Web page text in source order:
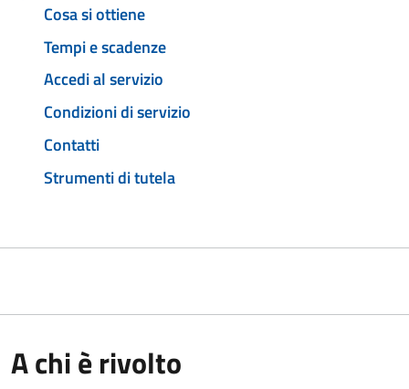
Cosa si ottiene
Tempi e scadenze
Accedi al servizio
Condizioni di servizio
Contatti
Strumenti di tutela
A chi è rivolto